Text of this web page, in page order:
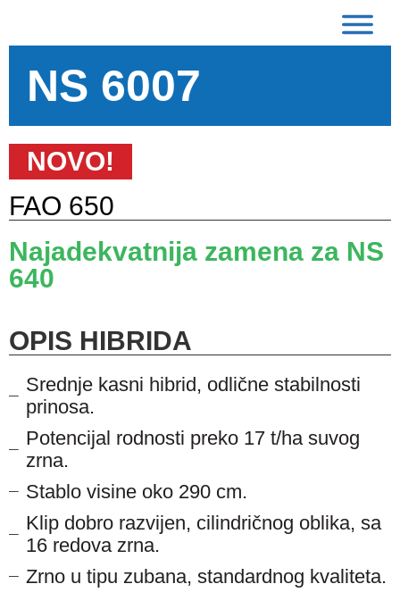
NS 6007
NOVO!
FAO 650
Najadekvatnija zamena za NS
640
OPIS HIBRIDA
Srednje kasni hibrid, odlične stabilnosti
prinosa.
Potencijal rodnosti preko 17 t/ha suvog
zrna.
Stablo visine oko 290 cm.
Klip dobro razvijen, cilindričnog oblika, sa
16 redova zrna.
Zrno u tipu zubana, standardnog kvaliteta.